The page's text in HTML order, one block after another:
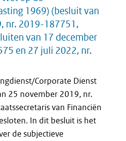
1969) (besluit van
nr. 2019-187751,
van 17 december
en 27 juli 2022, nr.
Corporate Dienst
25 november 2019, nr.
van Financiën
In dit besluit is het
de subjectieve